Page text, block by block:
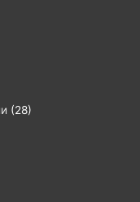
(28)